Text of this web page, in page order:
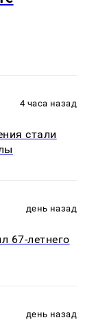
4 часа назад
стали
день назад
67-летнего
день назад